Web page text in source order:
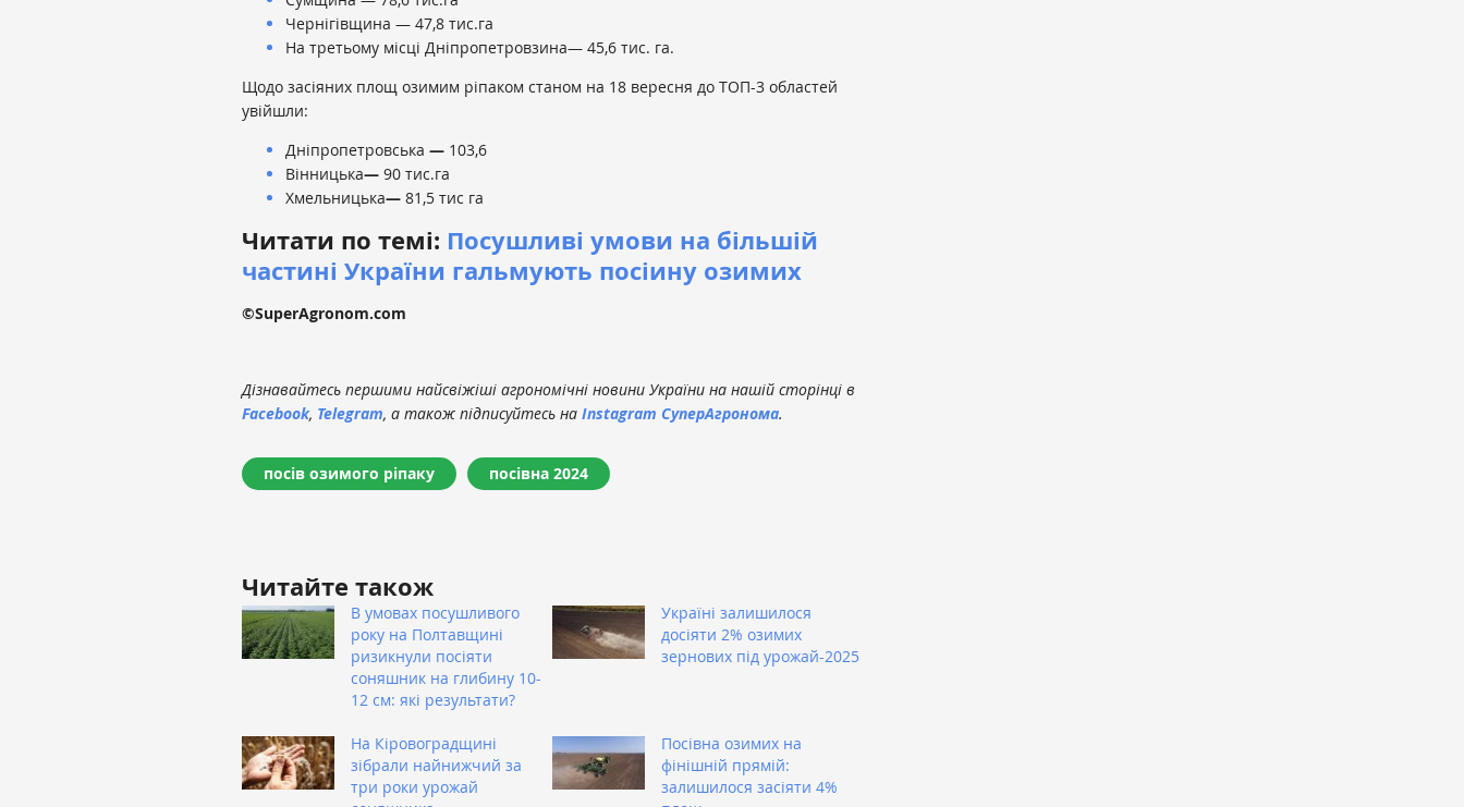
Чернігівщина — 47,8 тис.га
На третьому місці Дніпропетровзина— 45,6 тис. га.
Щодо засіяних площ озимим ріпаком станом на 18 вересня до ТОП-3 областей
увійшли:
Дніпропетровська — 103,6
Вінницька— 90 тис.га
Хмельницька— 81,5 тис га
Читати по темі: Посушливі умови на більшій
частині України гальмують посіину озимих
©SuperAgronom.com
Дізнавайтесь першими найсвіжіші агрономічні новини України на нашій сторінці в
Facebook, Telegram, а також підписуйтесь на Instagram СуперАгронома.
посів озимого ріпаку посівна 2024
Читайте також
В умовах посушливого
року на Полтавщині
ризикнули посіяти
соняшник на глибину 10-
12 см: які результати?
Україні залишилося
досіяти 2% озимих
зернових під урожай-2025
На Кіровоградщині
зібрали найнижчий за
три роки урожай
Посівна озимих на
фінішній прямій:
залишилося засіяти 4%